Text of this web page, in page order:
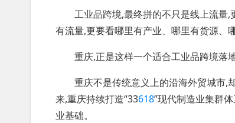
工业品跨境,最终拼的不只是线上流量,
有流量,更要看哪里有产业、哪里有货源、
重庆,正是这样一个适合工业品跨境落地
重庆不是传统意义上的沿海外贸城市,
来,重庆持续打造“33618”现代制造业集群
业基础。